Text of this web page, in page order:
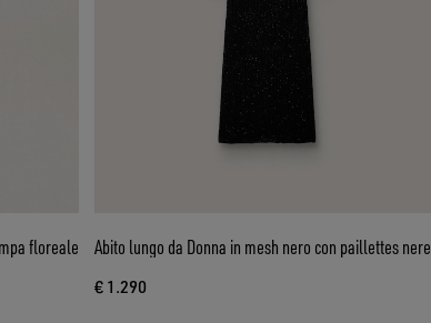
floreale Abito lungo da Donna in mesh nero con paillettes nere
€ 1.290